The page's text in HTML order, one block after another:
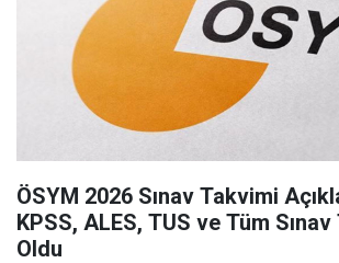
ÖSYM 2026 Sınav Takvimi
KPSS, ALES, TUS ve Tüm
Oldu